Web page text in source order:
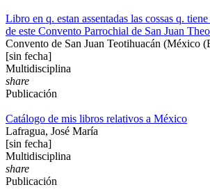
Libro en q. estan assentadas las cossas q.
de este Convento Parrochial de San Juan
Convento de San Juan Teotihuacán (México
[sin fecha]
Multidisciplina
share
Publicación
Catálogo de mis libros relativos a México
Lafragua, José María
[sin fecha]
Multidisciplina
share
Publicación